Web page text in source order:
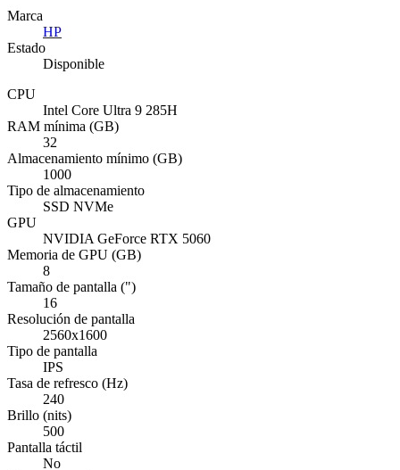
Marca
HP
Estado
Disponible
CPU
Intel Core Ultra 9 285H
RAM mínima (GB)
32
Almacenamiento mínimo (GB)
1000
Tipo de almacenamiento
SSD NVMe
GPU
NVIDIA GeForce RTX 5060
Memoria de GPU (GB)
8
Tamaño de pantalla (")
16
Resolución de pantalla
2560x1600
Tipo de pantalla
IPS
Tasa de refresco (Hz)
240
Brillo (nits)
500
Pantalla táctil
No